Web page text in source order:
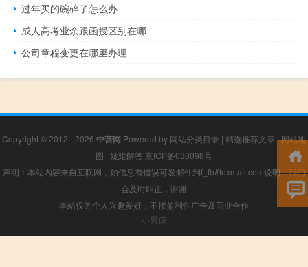
过年买的碗碎了怎么办
成人高考业余跟函授区别在哪
公司章程变更在哪里办理
Copyright © 2012 - 2026 中营网 Powered by 网站分类目录 | 精选推荐文章 |网站地
图 | 疑难解答 京ICP备030098号
声明：本站内容来自互联网，如信息有错误可发邮件到f_fb#foxmail.com说明，我们
会及时纠正，谢谢
本站仅为个人兴趣爱好，不接盈利性广告及商业合作
小男孩